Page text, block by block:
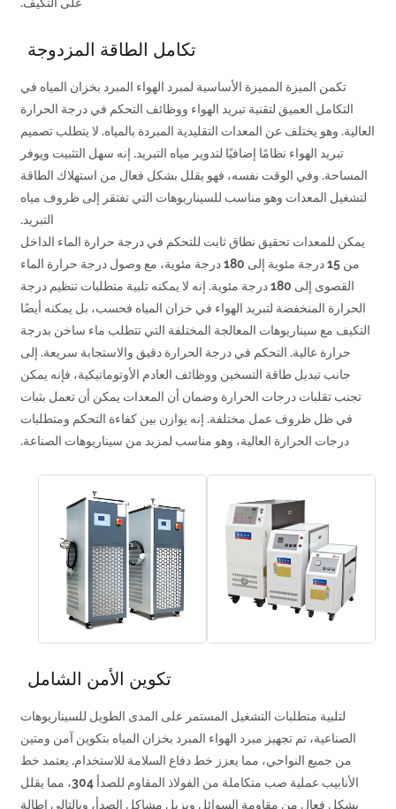
تكامل الطاقة المزدوجة
تكمن الميزة المميزة الأساسية لمبرد الهواء المبرد بخزان المياه في
التكامل العميق لتقنية تبريد الهواء ووظائف التحكم في درجة الحرارة
العالية. وهو يختلف عن المعدات التقليدية المبردة بالمياه. لا يتطلب تصميم
تبريد الهواء نظامًا إضافيًا لتدوير مياه التبريد. إنه سهل التثبيت ويوفر
المساحة. وفي الوقت نفسه، فهو يقلل بشكل فعال من استهلاك الطاقة
لتشغيل المعدات وهو مناسب للسيناريوهات التي تفتقر إلى ظروف مياه
التبريد.
يمكن للمعدات تحقيق نطاق ثابت للتحكم في درجة حرارة الماء الداخل
من 15 درجة مئوية إلى 180 درجة مئوية، مع وصول درجة حرارة الماء
القصوى إلى 180 درجة مئوية. إنه لا يمكنه تلبية متطلبات تنظيم درجة
الحرارة المنخفضة لتبريد الهواء في خزان المياه فحسب، بل يمكنه أيضًا
التكيف مع سيناريوهات المعالجة المختلفة التي تتطلب ماء ساخن بدرجة
حرارة عالية. التحكم في درجة الحرارة دقيق والاستجابة سريعة. إلى
جانب تبديل طاقة التسخين ووظائف العادم الأوتوماتيكية، فإنه يمكن
تجنب تقلبات درجات الحرارة وضمان أن المعدات يمكن أن تعمل بثبات
في ظل ظروف عمل مختلفة. إنه يوازن بين كفاءة التحكم ومتطلبات
درجات الحرارة العالية، وهو مناسب لمزيد من سيناريوهات الصناعة.
تكوين الأمن الشامل
لتلبية متطلبات التشغيل المستمر على المدى الطويل للسيناريوهات
الصناعية، تم تجهيز مبرد الهواء المبرد بخزان المياه بتكوين آمن ومتين
من جميع النواحي، مما يعزز خط دفاع السلامة للاستخدام. يعتمد خط
الأنابيب عملية صب متكاملة من الفولاذ المقاوم للصدأ 304، مما يقلل
بشكل فعال من مقاومة السوائل ويزيل مشاكل الصدأ، وبالتالي إطالة